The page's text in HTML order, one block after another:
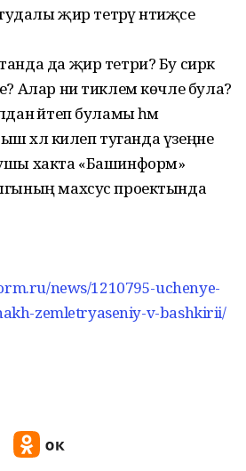
җир тетрәү нәтиҗәсе
да җир тетри? Бу сирәк
Алар ни тиклем көчле була?
әйтеп буламы һәм
хәл килеп туганда үзеңне
хакта «Башинформ»
махсус проектында
news/1210795-uchenye-
zemletryaseniy-v-bashkirii/